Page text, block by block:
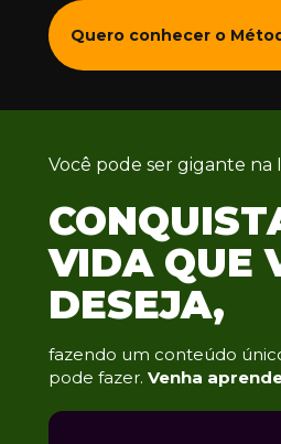
Quero conhecer o
Você pode ser gigante
VIDA QUE
DESEJA,
fazendo um conteúdo
pode fazer. Venha